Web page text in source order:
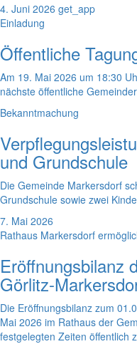
4. Juni 2026 get_app
Einladung
Öffentliche
Am 19. Mai 2026 um 18:30
nächste öffentliche
Bekanntmachung
und Grundschule
Die Gemeinde Markersdorf
Grundschule sowie zwei
7. Mai 2026
Rathaus Markersdorf
Eröffnungsbilanz
Görlitz-
Die Eröffnungsbilanz zum
Mai 2026 im Rathaus der
festgelegten Zeiten öffentlich